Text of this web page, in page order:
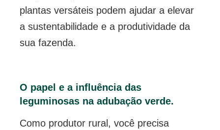
plantas versáteis podem ajudar a elevar
a sustentabilidade e a produtividade da
sua fazenda.
O papel e a influência das
leguminosas na adubação verde.
Como produtor rural, você precisa